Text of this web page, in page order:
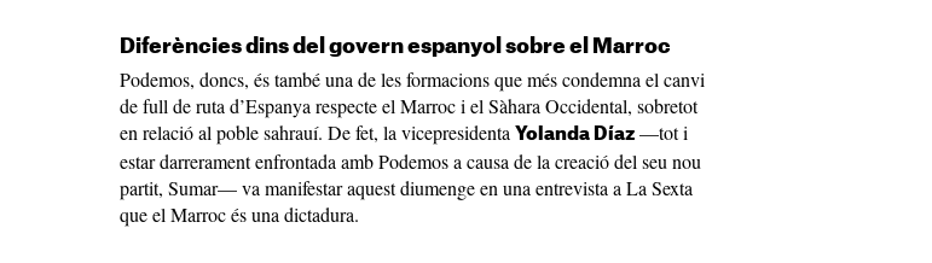
Diferències dins del govern espanyol sobre el Marroc
Podemos, doncs, és també una de les formacions que més condemna el canvi
de full de ruta d’Espanya respecte el Marroc i el Sàhara Occidental, sobretot
en relació al poble sahrauí. De fet, la vicepresidenta Yolanda Díaz —tot i
estar darrerament enfrontada amb Podemos a causa de la creació del seu nou
partit, Sumar— va manifestar aquest diumenge en una entrevista a La Sexta
que el Marroc és una dictadura.